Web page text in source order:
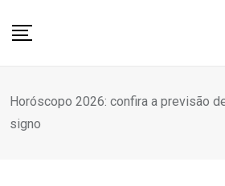
Horóscopo 2026: confira a previsão
signo